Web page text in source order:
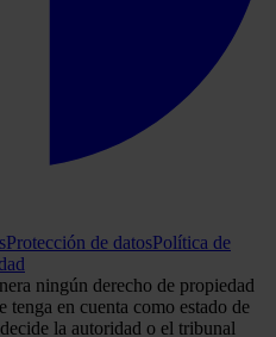
Protección de datosPolítica de
ningún derecho de propiedad
en cuenta como estado de
la autoridad o el tribunal